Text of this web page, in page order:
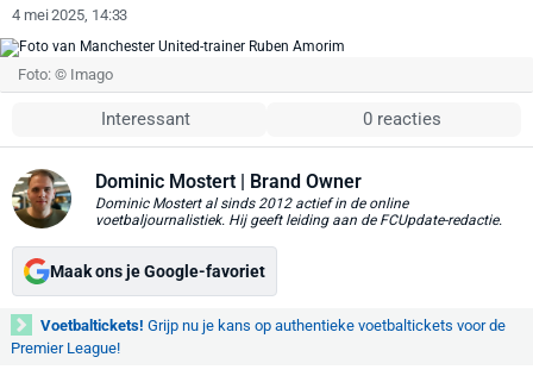
4 mei 2025, 14:33
Foto: © Imago
Interessant 0 reacties
Dominic Mostert | Brand Owner
Dominic Mostert al sinds 2012 actief in de online
voetbaljournalistiek. Hij geeft leiding aan de FCUpdate-redactie.
Maak ons je Google-favoriet
Voetbaltickets! Grijp nu je kans op authentieke voetbaltickets voor de
Premier League!